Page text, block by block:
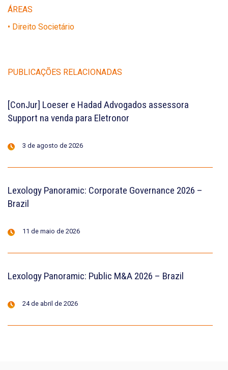
ÁREAS
• Direito Societário
PUBLICAÇÕES RELACIONADAS
[ConJur] Loeser e Hadad Advogados assessora
Support na venda para Eletronor
3 de agosto de 2026
Lexology Panoramic: Corporate Governance 2026 –
Brazil
11 de maio de 2026
Lexology Panoramic: Public M&A 2026 – Brazil
24 de abril de 2026